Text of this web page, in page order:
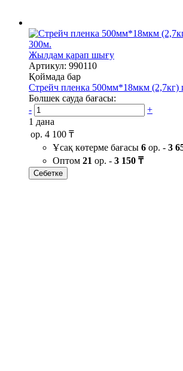
Жылдам қарап шығу
Артикул: 990110
Қоймада бар
Стрейч пленка 500мм*18мкм (2,7кг)
Бөлшек сауда бағасы:
-
+
1 дана
ор. 4 100 ₸
Ұсақ көтерме бағасы 6 ор. - 3
Оптом 21 ор. - 3 150 ₸
Себетке